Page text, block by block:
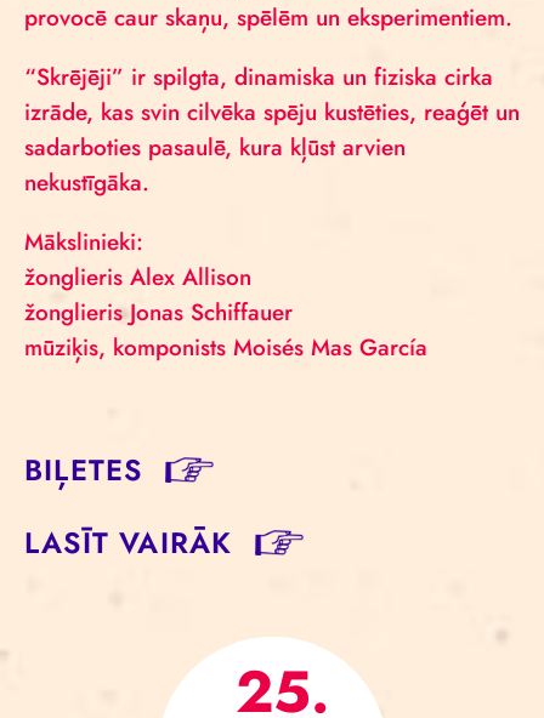
provocē caur skaņu, spēlēm un eksperimentiem.
“Skrējēji” ir spilgta, dinamiska un fiziska cirka
izrāde, kas svin cilvēka spēju kustēties, reaģēt un
sadarboties pasaulē, kura kļūst arvien
nekustīgāka.
Mākslinieki:
žonglieris Alex Allison
žonglieris Jonas Schiffauer
mūziķis, komponists Moisés Mas García
BIĻETES
LASĪT VAIRĀK
25.